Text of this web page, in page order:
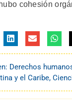
cohesión
Derechos
y el Caribe,